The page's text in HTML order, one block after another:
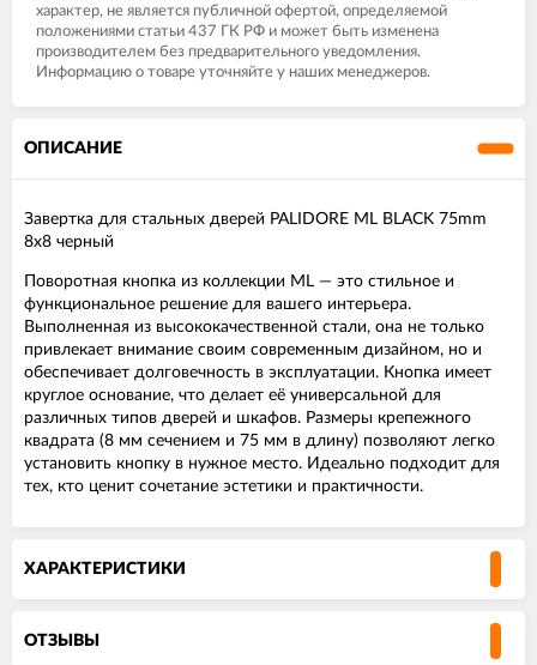
характер, не является публичной офертой, определяемой
положениями статьи 437 ГК РФ и может быть изменена
производителем без предварительного уведомления.
Информацию о товаре уточняйте у наших менеджеров.
ОПИСАНИЕ
Завертка для стальных дверей PALIDORE ML BLACK 75mm
8x8 черный
Поворотная кнопка из коллекции ML — это стильное и
функциональное решение для вашего интерьера.
Выполненная из высококачественной стали, она не только
привлекает внимание своим современным дизайном, но и
обеспечивает долговечность в эксплуатации. Кнопка имеет
круглое основание, что делает её универсальной для
различных типов дверей и шкафов. Размеры крепежного
квадрата (8 мм сечением и 75 мм в длину) позволяют легко
установить кнопку в нужное место. Идеально подходит для
тех, кто ценит сочетание эстетики и практичности.
ХАРАКТЕРИСТИКИ
ОТЗЫВЫ